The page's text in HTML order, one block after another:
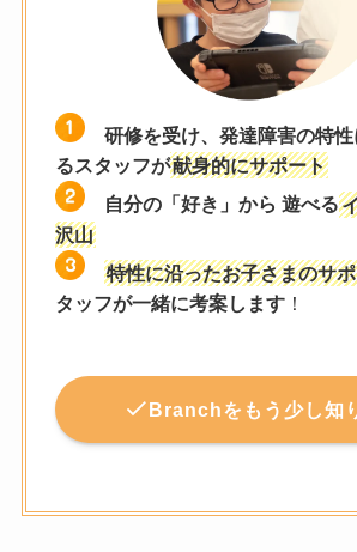
研修を受け、発達障害の特
るスタッフが献身的にサポート
自分の「好き」から 遊べる
沢山
特性に沿ったお子さまのサ
タッフが一緒に考案します ！
Branchをもう少し知